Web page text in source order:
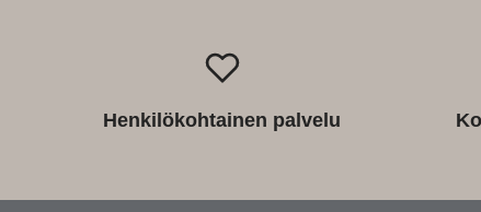
Henkilökohtainen palvelu